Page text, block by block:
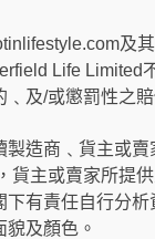
及
Life Limited
及/或懲罰性之
造商﹑貨主或
貨主或賣家所提
有責任自行分
及顏色。